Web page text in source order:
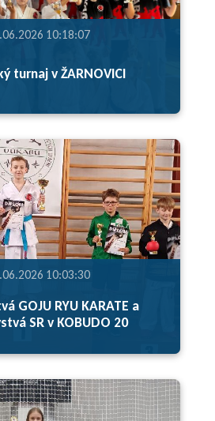
10:18:07
turnaj v ŽARNOVICI
10:03:30
GOJU RYU KARATE a
SR v KOBUDO 20